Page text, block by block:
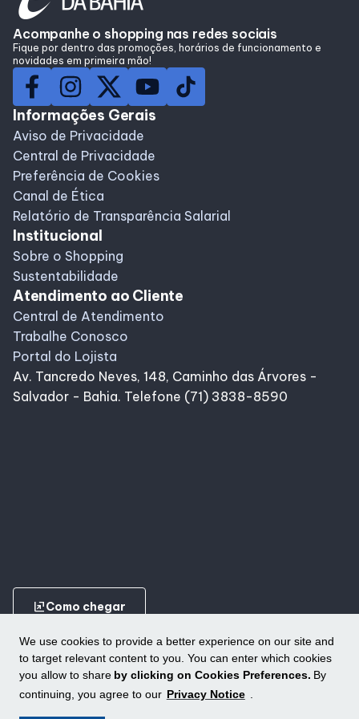
We use cookies to provide a better experience on our site and
to target relevant content to you. You can enter which cookies
you allow to share by clicking on Cookies Preferences. By
continuing, you agree to our Privacy Notice .
Lojas
Alimentação
Compre Online
Programa de benefícios
Acompanhe o shopping nas redes sociais
Fique por dentro das promoções, horários de funcionamento e
novidades em primeira mão!
Informações Gerais
Aviso de Privacidade
Central de Privacidade
Preferência de Cookies
Canal de Ética
Relatório de Transparência Salarial
Institucional
Sobre o Shopping
Sustentabilidade
Atendimento ao Cliente
Central de Atendimento
Trabalhe Conosco
Portal do Lojista
Av. Tancredo Neves, 148, Caminho das Árvores -
Salvador - Bahia. Telefone (71) 3838-8590
ungroupComo chegar